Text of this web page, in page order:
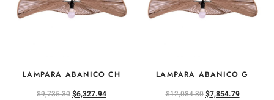
LAMPARA ABANICO CH
$9,735.30$6,327.94
LAMPARA ABANICO G
$12,084.30$7,854.79